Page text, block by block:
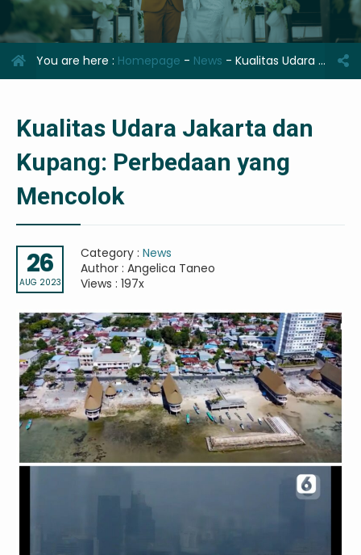
You are here : Homepage - News - Kualitas Udara Jakarta dan Kupang: Perbedaan yang Mencolok
Kualitas Udara Jakarta dan
Kupang: Perbedaan yang
Mencolok
26
AUG 2023
Category : News
Author : Angelica Taneo
Views : 197x